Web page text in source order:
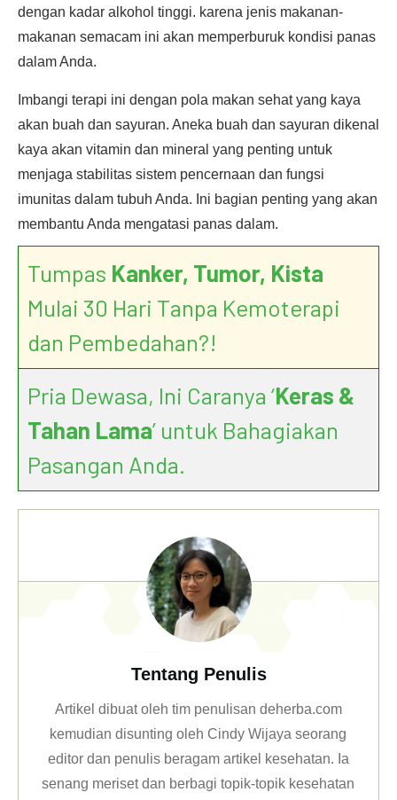
dengan kadar alkohol tinggi. karena jenis makanan-
makanan semacam ini akan memperburuk kondisi panas
dalam Anda.
Imbangi terapi ini dengan pola makan sehat yang kaya
akan buah dan sayuran. Aneka buah dan sayuran dikenal
kaya akan vitamin dan mineral yang penting untuk
menjaga stabilitas sistem pencernaan dan fungsi
imunitas dalam tubuh Anda. Ini bagian penting yang akan
membantu Anda mengatasi panas dalam.
Tumpas Kanker, Tumor, Kista
Mulai 30 Hari Tanpa Kemoterapi
dan Pembedahan?!
Pria Dewasa, Ini Caranya ‘Keras &
Tahan Lama’ untuk Bahagiakan
Pasangan Anda.
Tentang Penulis
Artikel dibuat oleh tim penulisan deherba.com
kemudian disunting oleh Cindy Wijaya seorang
editor dan penulis beragam artikel kesehatan. Ia
senang meriset dan berbagi topik-topik kesehatan